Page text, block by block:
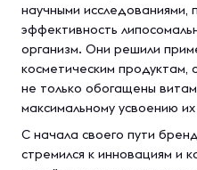
научными исследованиями,
эффективность
организм. Они решили
косметическим продуктам,
не только обогащены
максимальному усвоению
С начала своего пути
стремился к инновациям и